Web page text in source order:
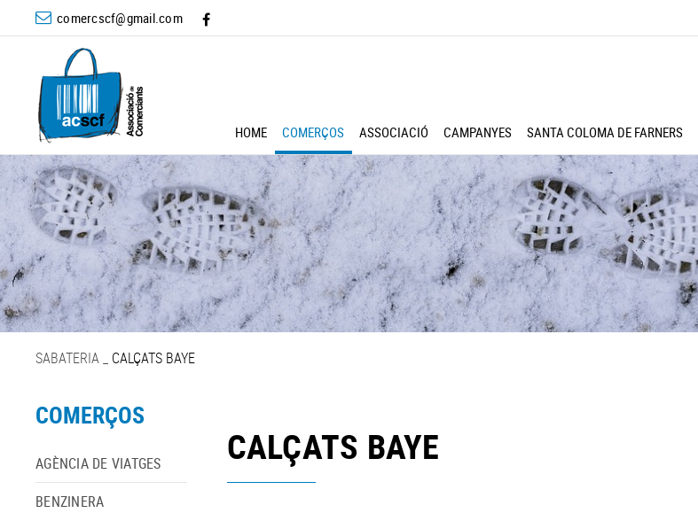
comercscf@gmail.com
HOME COMERÇOS ASSOCIACIÓ CAMPANYES SANTA COLOMA DE FARNERS
SABATERIA CALÇATS BAYE
COMERÇOS
AGÈNCIA DE VIATGES
BENZINERA
CALÇATS BAYE